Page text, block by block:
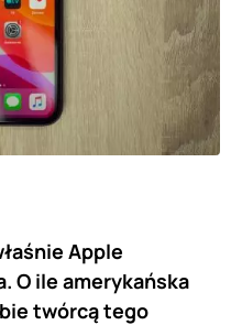
Apple
O ile amerykańska
twórcą tego